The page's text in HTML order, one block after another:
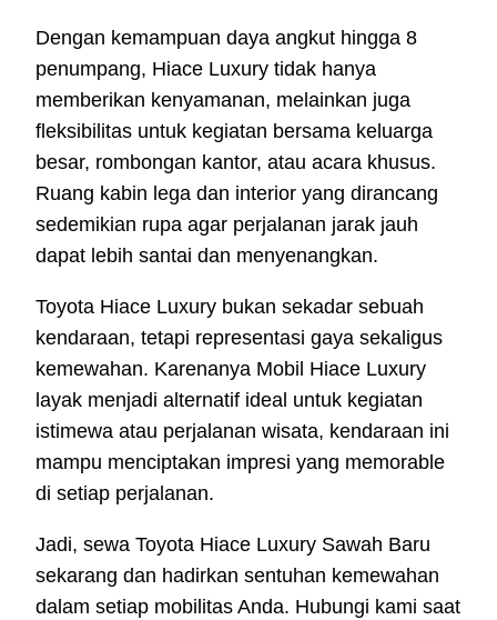
Dengan kemampuan daya angkut hingga 8
penumpang, Hiace Luxury tidak hanya
memberikan kenyamanan, melainkan juga
fleksibilitas untuk kegiatan bersama keluarga
besar, rombongan kantor, atau acara khusus.
Ruang kabin lega dan interior yang dirancang
sedemikian rupa agar perjalanan jarak jauh
dapat lebih santai dan menyenangkan.
Toyota Hiace Luxury bukan sekadar sebuah
kendaraan, tetapi representasi gaya sekaligus
kemewahan. Karenanya Mobil Hiace Luxury
layak menjadi alternatif ideal untuk kegiatan
istimewa atau perjalanan wisata, kendaraan ini
mampu menciptakan impresi yang memorable
di setiap perjalanan.
Jadi, sewa Toyota Hiace Luxury Sawah Baru
sekarang dan hadirkan sentuhan kemewahan
dalam setiap mobilitas Anda. Hubungi kami saat